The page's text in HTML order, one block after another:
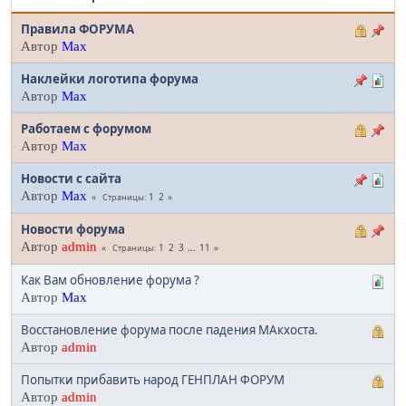
Правила ФОРУМА
Автор Max
Наклейки логотипа форума
Автор Max
Работаем с форумом
Автор Max
Новости с сайта
Автор Max Страницы 1 2
Новости форума
Автор admin Страницы 1 2 3 ... 11
Как Вам обновление форума ?
Автор Max
Восстановление форума после падения МАкхоста.
Автор admin
Попытки прибавить народ ГЕНПЛАН ФОРУМ
Автор admin